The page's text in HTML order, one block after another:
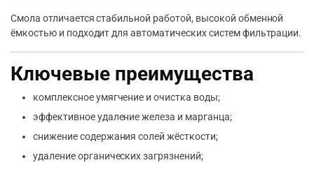
Смола отличается стабильной работой, высокой обменной
ёмкостью и подходит для автоматических систем фильтрации.
Ключевые преимущества
комплексное умягчение и очистка воды;
эффективное удаление железа и марганца;
снижение содержания солей жёсткости;
удаление органических загрязнений;